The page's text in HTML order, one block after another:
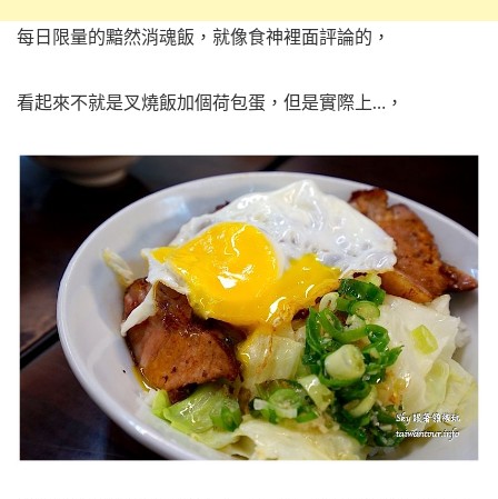
每日限量的黯然消魂飯，就像食神裡面評論的，
看起來不就是叉燒飯加個荷包蛋，但是實際上…，